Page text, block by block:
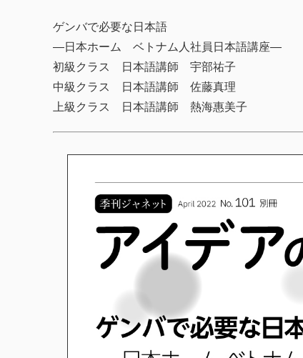
ゲンバで必要な日本語
―日本ホーム ベトナム人社員日本語講座―
初級クラス 日本語講師 宇部祐子
中級クラス 日本語講師 佐藤真理
上級クラス 日本語講師 熱海惠美子